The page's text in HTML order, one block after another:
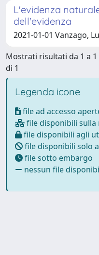
L'evidenza
dell'evidenza
2021-01-01 Vanzago,
Mostrati risultati da 1 a 1
di 1
Legenda icone
file ad accesso
file disponibili sulla
file disponibili agli
file disponibili solo
file sotto embargo
nessun file